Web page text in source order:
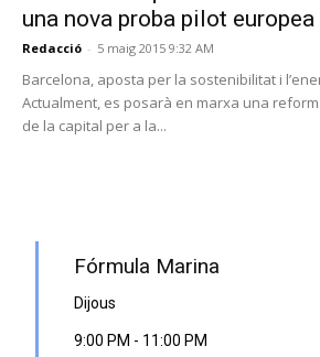
una nova proba pilot europea
Redacció - 5 maig 2015 9:32 AM
Barcelona, aposta per la sostenibilitat i
Actualment, es posarà en marxa una
de la capital per a la...
Fórmula Marina
Dijous
9:00 PM - 11:00 PM